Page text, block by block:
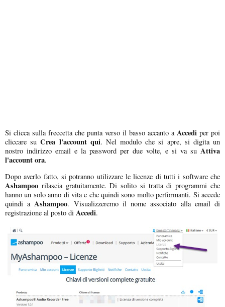
Si clicca sulla freccetta che punta verso il basso accanto aAccedi per poi
cliccare suCrea l'account qui. Nel modulo che si apre, si digita un
nostro indirizzo email e la password per due volte, e si va su Attiva
l'account ora.
Dopo averlo fatto, si potranno utilizzare le licenze di tutti i software che
Ashampoo rilascia gratuitamente. Di solito si tratta di programmi che
hanno un solo anno di vita e che quindi sono molto performanti. Si accede
quindi aAshampoo. Visualizzeremo il nome associato alla email di
registrazione al posto di Accedi.